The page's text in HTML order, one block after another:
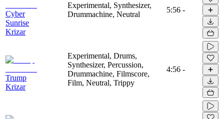
Cyber
Sunrise
Krizar
Experimental, Synthesizer,
Drummachine, Neutral
5:56 -
Trump
Krizar
Experimental, Drums,
Synthesizer, Percussion,
Drummachine, Filmscore,
Film, Neutral, Trippy
4:56 -